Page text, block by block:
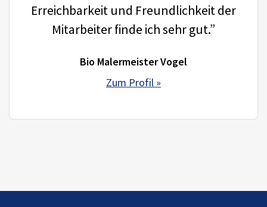
Erreichbarkeit und Freundlichkeit der
Mitarbeiter finde ich sehr gut.”
Bio Malermeister Vogel
Zum Profil »